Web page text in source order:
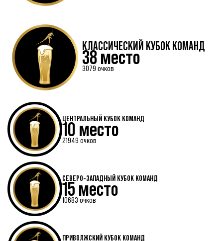
КЛАССИЧЕСКИЙ КУБОК КОМАНД
38 место
3079 очков
ЦЕНТРАЛЬНЫЙ КУБОК КОМАНД
10 место
21949 очков
СЕВЕРО-ЗАПАДНЫЙ КУБОК КОМАНД
15 место
10683 очков
ПРИВОЛЖСКИЙ КУБОК КОМАНД